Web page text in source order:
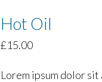
Hot Oil
£15.00
Lorem ipsum dolor sit